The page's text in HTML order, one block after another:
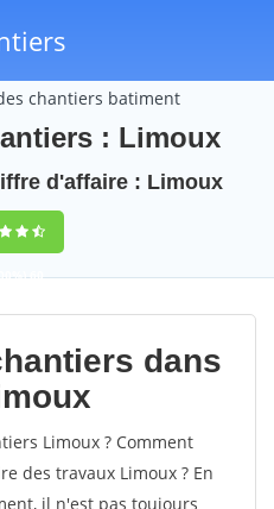
chantiers batiment
: Limoux
d'affaire : Limoux
60
dans
Limoux ? Comment
des travaux Limoux ? En
il n'est pas toujours